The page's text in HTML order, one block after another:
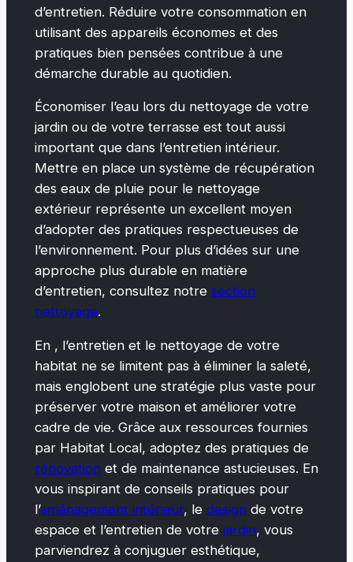
d’entretien. Réduire votre consommation en
utilisant des appareils économes et des
pratiques bien pensées contribue à une
démarche durable au quotidien.
Économiser l’eau lors du nettoyage de votre
jardin ou de votre terrasse est tout aussi
important que dans l’entretien intérieur.
Mettre en place un système de récupération
des eaux de pluie pour le nettoyage
extérieur représente un excellent moyen
d’adopter des pratiques respectueuses de
l’environnement. Pour plus d’idées sur une
approche plus durable en matière
d’entretien, consultez notre section
nettoyage.
En , l’entretien et le nettoyage de votre
habitat ne se limitent pas à éliminer la saleté,
mais englobent une stratégie plus vaste pour
préserver votre maison et améliorer votre
cadre de vie. Grâce aux ressources fournies
par Habitat Local, adoptez des pratiques de
rénovationet de maintenance astucieuses. En
vous inspirant de conseils pratiques pour
l’aménagement intérieur, le designde votre
espace et l’entretien de votre jardin, vous
parviendrez à conjuguer esthétique,